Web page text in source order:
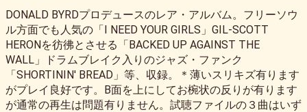
DONALD BYRDプロデュースのレア・アルバム。フリーソウ
ル方面でも人気の「I NEED YOUR GIRLS」GIL-SCOTT
HERONを彷彿とさせる「BACKED UP AGAINST THE
WALL」ドラムブレイク入りのジャズ・ファンク
「SHORTININ' BREAD」等、収録。＊薄いスリキズ有ります
がプレイ良好です。B面を上にしてお椀状の反りが有ります
が通常の再生は問題有りません。試聴ファイルの３曲はいず